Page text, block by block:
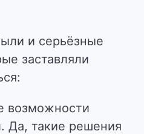
и серьёзные
заставляли
возможности
Да, такие решения